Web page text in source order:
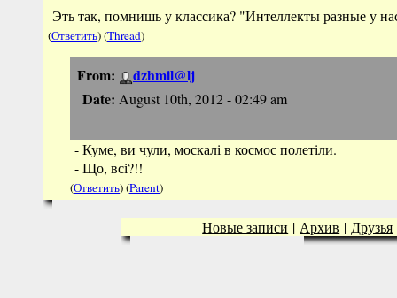
Эть так, помнишь у классика? "Интеллекты разные у
(Ответить) (Thread)
From:
dzhmil@lj
Date: August 10th, 2012 - 02:49 am
- Куме, ви чули, москалі в космос полетіли.
- Що, всі?!!
(Ответить) (Parent)
Новые записи | Архив | Друзья